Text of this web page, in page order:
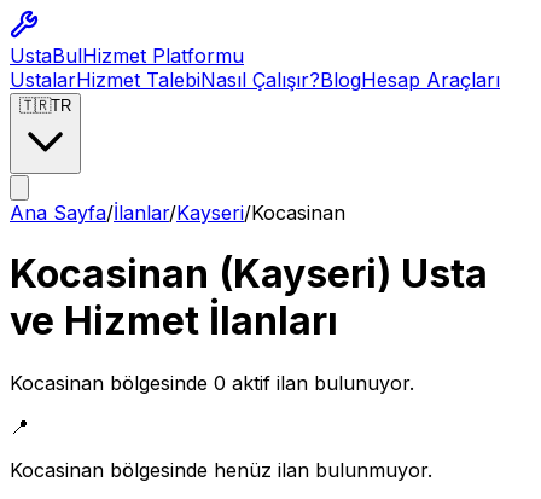
UstaBulHizmet Platformu
UstalarHizmet TalebiNasıl Çalışır?BlogHesap Araçları
🇹🇷TR
Ana Sayfa/İlanlar/Kayseri/Kocasinan
Kocasinan (Kayseri) Usta
ve Hizmet İlanları
Kocasinan bölgesinde 0 aktif ilan bulunuyor.
📍
Kocasinan bölgesinde henüz ilan bulunmuyor.